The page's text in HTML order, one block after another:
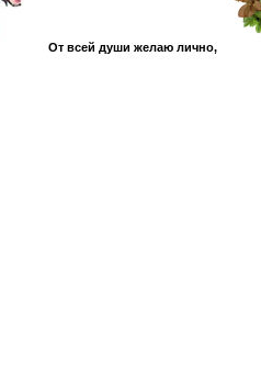
От всей души желаю лично,